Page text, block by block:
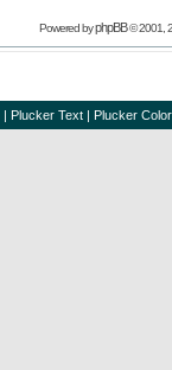
Powered byphpBB© 2001,
| Plucker Text | Plucker Color